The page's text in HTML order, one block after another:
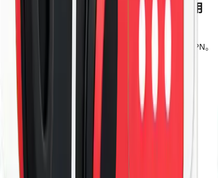
只需 3 个简单的步骤，即可下载并使用
VPN
从购买套餐到完成连接，几分钟内即可开始使用 CrowVPN。
创建账号并购买套餐
选择适合您的流量和设备方案，完成注册与购买。
根据当前设备下载安装包，并完成客户端安装。